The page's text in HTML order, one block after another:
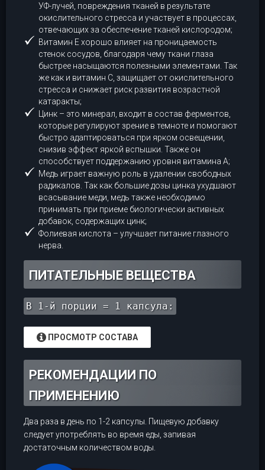
УФ-лучей, повреждения тканей в результате
окислительного стресса и участвует в процессах,
отвечающих за обеспечение тканей кислородом;
Витамин Е хорошо влияет на проницаемость
стенок сосудов, благодаря чему ткани глаза
быстрее насыщаются полезными элементами. Так
же как и витамин С, защищает от окислительного
стресса и снижает риск развития возрастной
катаракты;
Цинк – это минерал, входит в состав ферментов,
которые регулируют зрение в темноте и помогают
быстро адаптироваться при ярком освещении,
снизив эффект яркой вспышки. Также он
способствует поддержанию уровня витамина А;
Медь играет важную роль в удалении свободных
радикалов. Так как большие дозы цинка ухудшают
всасывание меди, медь также необходимо
принимать при приеме биологически активных
добавок, содержащих цинк;
Фолиевая кислота – улучшает питание глазного
нерва.
ПИТАТЕЛЬНЫЕ ВЕЩЕСТВА
В 1-й порции = 1 капсула:
ПРОСМОТР СОСТАВА
РЕКОМЕНДАЦИИ ПО
ПРИМЕНЕНИЮ
Два раза в день по 1-2 капсулы. Пищевую добавку
следует употреблять во время еды, запивая
достаточным количеством воды.